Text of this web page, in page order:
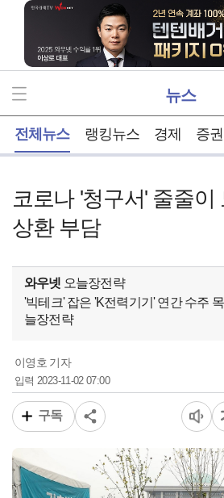
뉴스
전체뉴스 랭킹뉴스 경제 증권
코로나 '청구서' 줄줄
상환 부담
와우넷 오늘장전략
'빅테크' 잡은 'K전력기기' 연간 수주
늘장전략
이영호 기자
입력 2023-11-02 07:00
구독